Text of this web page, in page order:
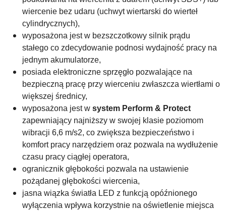
wiercenie bez udaru (uchwyt wiertarski do wierteł
cylindrycznych),
wyposażona jest w bezszczotkowy silnik prądu
stałego co zdecydowanie podnosi wydajność pracy na
jednym akumulatorze,
posiada elektroniczne sprzęgło pozwalające na
bezpieczną pracę przy wierceniu zwłaszcza wiertłami o
większej średnicy,
wyposażona jest w system Perform & Protect
zapewniający najniższy w swojej klasie poziomom
wibracji 6,6 m/s2, co zwiększa bezpieczeństwo i
komfort pracy narzędziem oraz pozwala na wydłużenie
czasu pracy ciągłej operatora,
ogranicznik głębokości pozwala na ustawienie
pożądanej głębokości wiercenia,
jasna wiązka światła LED z funkcją opóźnionego
wyłączenia wpływa korzystnie na oświetlenie miejsca